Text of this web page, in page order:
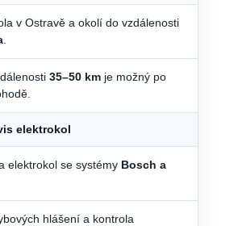
v Ostravě a okolí do vzdálenosti
35–50 km je možný po
elektrokol
elektrokol se systémy Bosch a
hlášení a kontrola